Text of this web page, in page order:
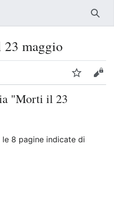
maggio
Segui
"Morti il 23
8 pagine indicate di